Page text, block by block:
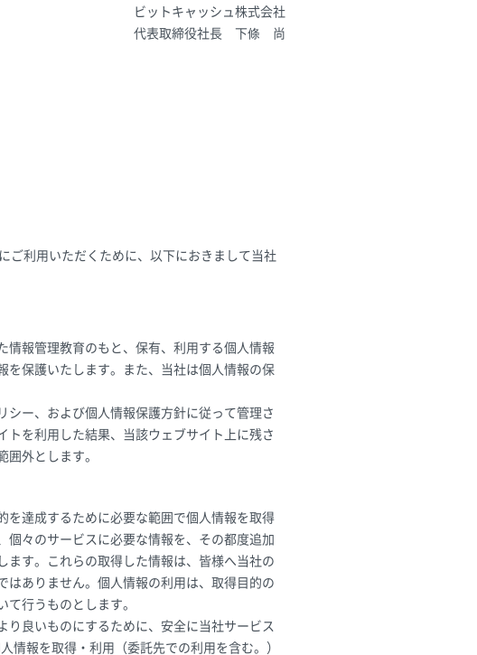
ビットキャッシュ株式会社
代表取締役社長 下條 尚
ご利用いただくために、以下におきまして当社
報管理教育のもと、保有、利用する個人情報
を保護いたします。また、当社は個人情報の保
ー、および個人情報保護方針に従って管理さ
を利用した結果、当該ウェブサイト上に残さ
外とします。
を達成するために必要な範囲で個人情報を取得
個々のサービスに必要な情報を、その都度追加
ます。これらの取得した情報は、皆様へ当社の
はありません。個人情報の利用は、取得目的の
行うものとします。
り良いものにするために、安全に当社サービス
情報を取得・利用（委託先での利用を含む。）